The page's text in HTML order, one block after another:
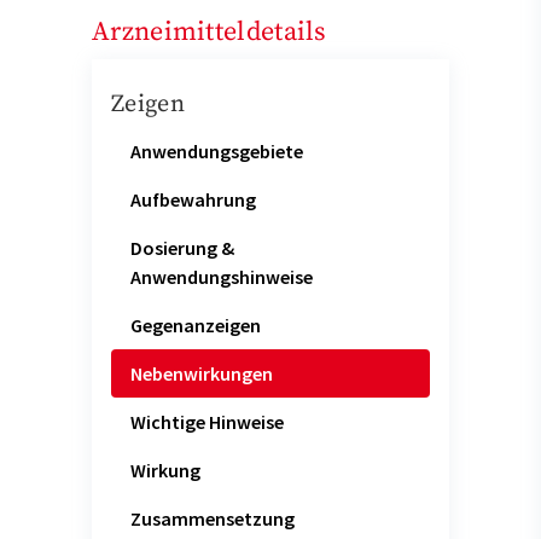
Arzneimitteldetails
Zeigen
Anwendungsgebiete
Aufbewahrung
Dosierung &
Anwendungshinweise
Gegenanzeigen
Nebenwirkungen
Wichtige Hinweise
Wirkung
Zusammensetzung